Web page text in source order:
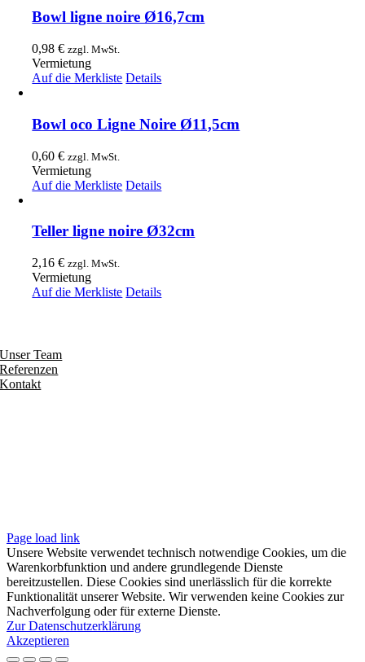
Bowl ligne noire Ø16,7cm
0,98€ zzgl. MwSt.
Vermietung
Auf die Merkliste Details
Bowl oco Ligne Noire Ø11,5cm
0,60€ zzgl. MwSt.
Vermietung
Auf die Merkliste Details
Teller ligne noire Ø32cm
2,16€ zzgl. MwSt.
Vermietung
Auf die Merkliste Details
Unser Team
Referenzen
Kontakt
Page load link
Unsere Website verwendet technisch notwendige Cookies, um die
Warenkorbfunktion und andere grundlegende Dienste
bereitzustellen. Diese Cookies sind unerlässlich für die korrekte
Funktionalität unserer Website. Wir verwenden keine Cookies zur
Nachverfolgung oder für externe Dienste.
Zur Datenschutzerklärung
Akzeptieren